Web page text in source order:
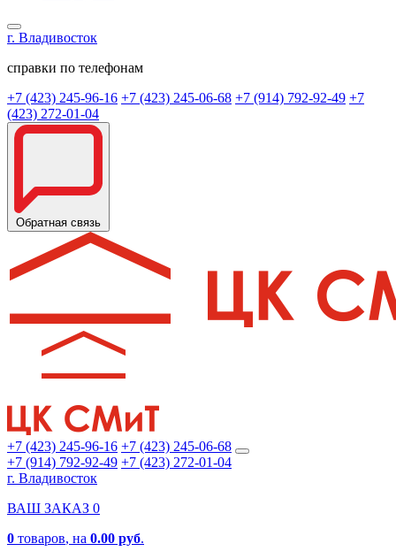
г. Владивосток
справки по телефонам
+7 (423) 245-96-16 +7 (423) 245-06-68 +7 (914) 792-92-49 +7
(423) 272-01-04
Обратная связь
+7 (423) 245-96-16 +7 (423) 245-06-68
+7 (914) 792-92-49 +7 (423) 272-01-04
г. Владивосток
ВАШ ЗАКАЗ 0
0 товаров, на 0.00 руб.